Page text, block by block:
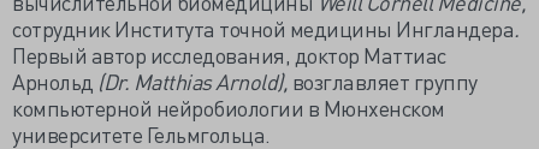
сотрудник Института точной медицины Ингландера.
Первый автор исследования, доктор Маттиас
Арнольд (Dr. Matthias Arnold), возглавляет группу
компьютерной нейробиологии в Мюнхенском
университете Гельмгольца.